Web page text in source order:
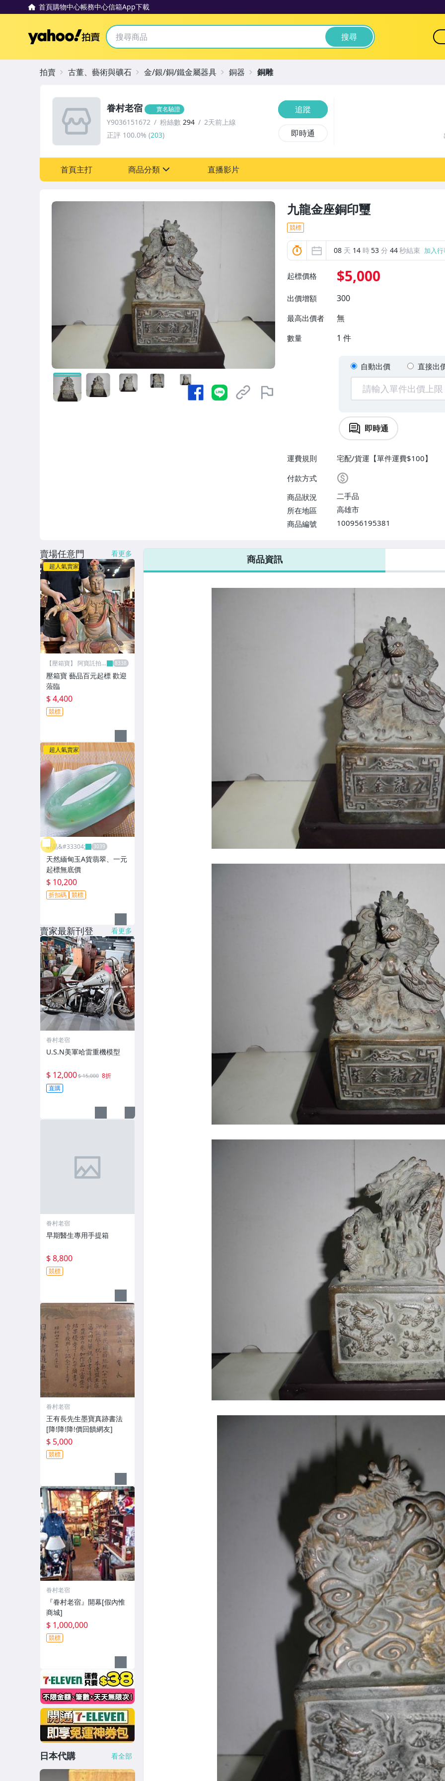
首頁購物中心帳務中心信箱App下載
Yahoo拍賣 搜尋
九龍金座銅印璽
競標
08 天 14 時 53 分 43秒結束 加入
起標價格 $5,000
出價增額 300
最高出價者 無
數量 1 件
自動出價 直接出
即時通
運費規則
宅配/貨運【單件運費$100】
付款方式
商品狀況
二手品
所在地區
高雄市
商品編號
100956195381
眷村老宿 實名驗證
Y9036151672 粉絲數 294
2天前上線
正評 100.0% (203)
追蹤
即時通
首頁主打 商品分類
手機、配件與通訊
相機、攝影與周邊
運動、戶外與休閒
居家、家具與園藝
玩具、模型與公仔
男性精品與服飾
偶像、球員卡與郵幣
直播影片
拍賣 古董、藝術與礦石 金/銀/銅/鐵金屬器具 銅器 銅雕
商品資訊
賣場任意門 看更多
超人氣賣家
【壓箱寶】 阿寶託拍
壓箱寶 藝品百元起標 歡迎
蒞臨
$ 4,400
競標
超人氣賣家
昕品&#33304;
天然緬甸玉A貨翡翠、一元
起標無底價
$ 10,200
折扣碼 競標
賣家最新刊登 看更多
眷村老宿
U.S.N美軍哈雷重機模型
$ 12,000$ 15,000 8折
直購
眷村老宿
早期醫生專用手提箱
$ 8,800
競標
眷村老宿
王有長先生墨寶真跡書法
[降!降!降!價回饋網友]
$ 5,000
競標
眷村老宿
『眷村老宿』開幕[假內惟
商城]
$ 1,000,000
競標
日本代購 看全部